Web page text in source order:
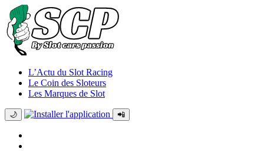
L’Actu du Slot Racing
Le Coin des Sloteurs
Les Marques de Slot
🌙 📲